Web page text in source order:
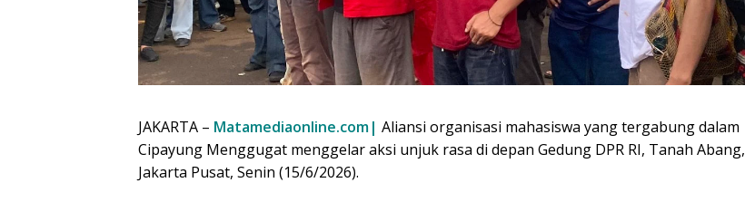
JAKARTA – Matamediaonline.com| Aliansi organisasi mahasiswa yang tergabung dalam
Cipayung Menggugat menggelar aksi unjuk rasa di depan Gedung DPR RI, Tanah Abang,
Jakarta Pusat, Senin (15/6/2026).